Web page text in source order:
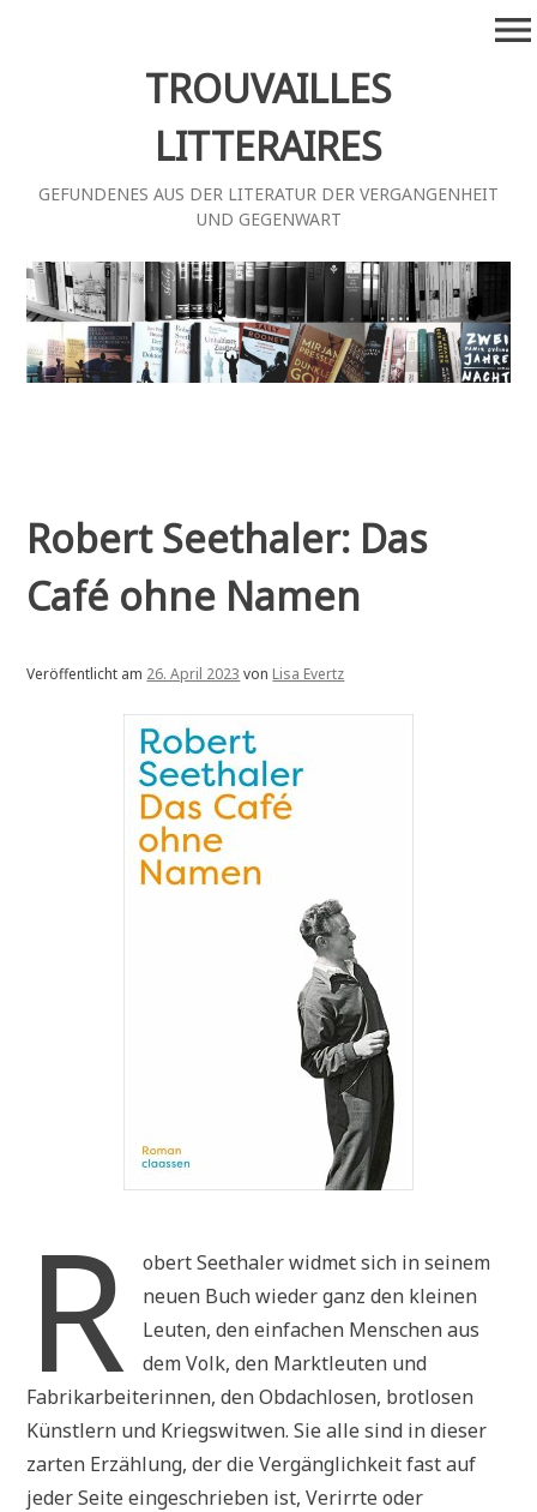
TROUVAILLES
LITTERAIRES
GEFUNDENES AUS DER LITERATUR DER VERGANGENHEIT
UND GEGENWART
menu
Robert Seethaler: Das
Café ohne Namen
Veröffentlicht am 26. April 2023 von Lisa Evertz
R
obert Seethaler widmet sich in seinem
neuen Buch wieder ganz den kleinen
Leuten, den einfachen Menschen aus
dem Volk, den Marktleuten und
Fabrikarbeiterinnen, den Obdachlosen, brotlosen
Künstlern und Kriegswitwen. Sie alle sind in dieser
zarten Erzählung, der die Vergänglichkeit fast auf
jeder Seite eingeschrieben ist, Verirrte oder